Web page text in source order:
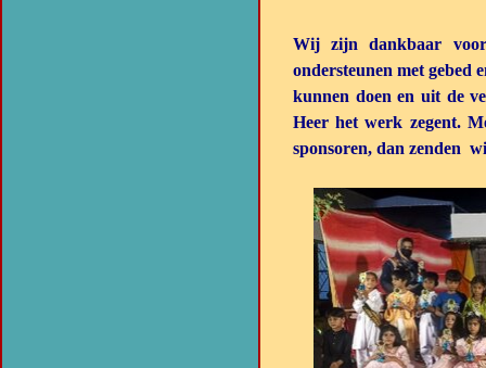
Wij zijn dankbaar
ondersteunen met
kunnen doen en uit de
Heer het werk zegent.
sponsoren, dan zenden